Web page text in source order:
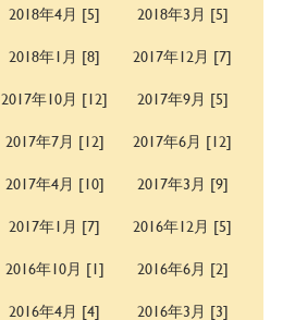
2018年4月 [5]
2018年3月 [5]
2018年1月 [8]
2017年12月 [7]
2017年10月 [12]
2017年9月 [5]
2017年7月 [12]
2017年6月 [12]
2017年4月 [10]
2017年3月 [9]
2017年1月 [7]
2016年12月 [5]
2016年10月 [1]
2016年6月 [2]
2016年4月 [4]
2016年3月 [3]